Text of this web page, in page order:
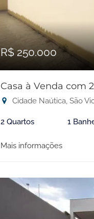
R$ 250.000
Casa à Venda com
Cidade Naútica, São
2 Quartos 1
Mais informações